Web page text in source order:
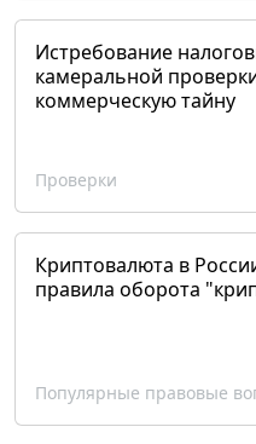
Истребование
камеральной
коммерческую тайну
Проверки
Криптовалюта в
правила оборота
Популярные правовые